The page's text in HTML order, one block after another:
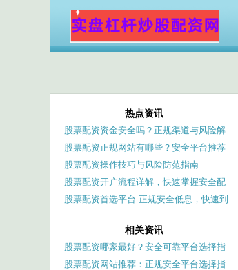
热点资讯
股票配资资金安全吗？正规渠道与风险解
析
股票配资正规网站有哪些？安全平台推荐
与选择指南
股票配资操作技巧与风险防范指南
股票配资开户流程详解，快速掌握安全配
资方法
股票配资首选平台-正规安全低息，快速到
相关资讯
股票配资哪家最好？安全可靠平台选择指
南
股票配资网站推荐：正规安全平台选择指